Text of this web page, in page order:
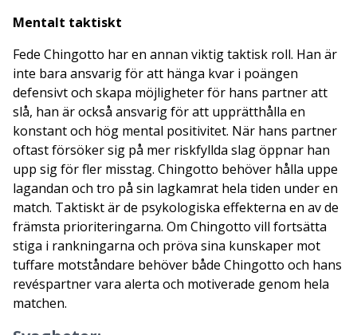
Mentalt taktiskt
Fede Chingotto har en annan viktig taktisk roll. Han är
inte bara ansvarig för att hänga kvar i poängen
defensivt och skapa möjligheter för hans partner att
slå, han är också ansvarig för att upprätthålla en
konstant och hög mental positivitet. När hans partner
oftast försöker sig på mer riskfyllda slag öppnar han
upp sig för fler misstag. Chingotto behöver hålla uppe
lagandan och tro på sin lagkamrat hela tiden under en
match. Taktiskt är de psykologiska effekterna en av de
främsta prioriteringarna. Om Chingotto vill fortsätta
stiga i rankningarna och pröva sina kunskaper mot
tuffare motståndare behöver både Chingotto och hans
revéspartner vara alerta och motiverade genom hela
matchen.